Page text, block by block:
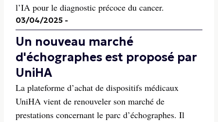
l’IA pour le diagnostic précoce du cancer.
03/04/2025 -
Un nouveau marché
d'échographes est proposé par
UniHA
La plateforme d’achat de dispositifs médicaux
UniHA vient de renouveler son marché de
prestations concernant le parc d’échographes. Il